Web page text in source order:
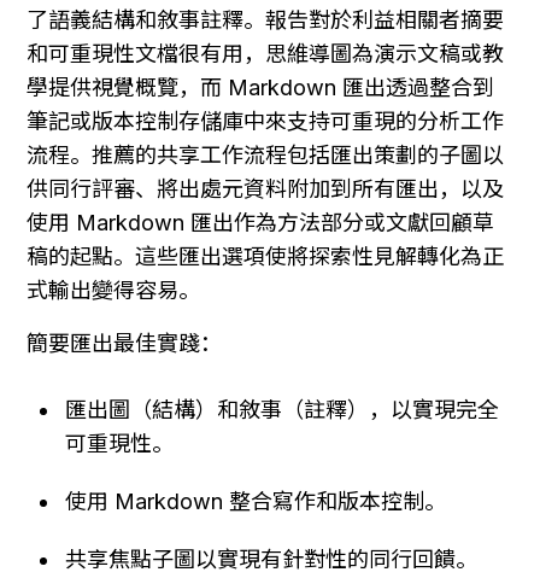
了語義結構和敘事註釋。報告對於利益相關者摘要
和可重現性文檔很有用，思維導圖為演示文稿或教
學提供視覺概覽，而 Markdown 匯出透過整合到
筆記或版本控制存儲庫中來支持可重現的分析工作
流程。推薦的共享工作流程包括匯出策劃的子圖以
供同行評審、將出處元資料附加到所有匯出，以及
使用 Markdown 匯出作為方法部分或文獻回顧草
稿的起點。這些匯出選項使將探索性見解轉化為正
式輸出變得容易。
簡要匯出最佳實踐：
匯出圖（結構）和敘事（註釋），以實現完全
可重現性。
使用 Markdown 整合寫作和版本控制。
共享焦點子圖以實現有針對性的同行回饋。